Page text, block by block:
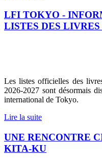
LFI TOKYO -
LISTES DES
Les listes officielles des
2026-2027 sont désormais
international de Tokyo.
Lire la suite
UNE RENCONTRE
KITA-KU